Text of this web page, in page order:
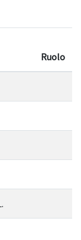
Ruolo